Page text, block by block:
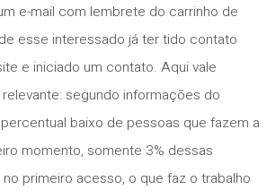
e-mail com lembrete do carrinho de
esse interessado já ter tido contato
e iniciado um contato. Aqui vale
segundo informações do
baixo de pessoas que fazem a
momento, somente 3% dessas
primeiro acesso, o que faz o trabalho